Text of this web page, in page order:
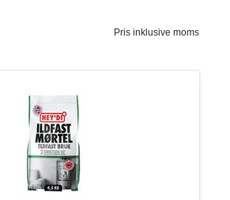
Pris inklusive moms